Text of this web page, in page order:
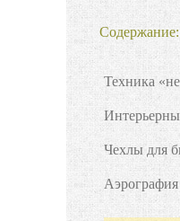
Содержание:
Техника
Чехлы для